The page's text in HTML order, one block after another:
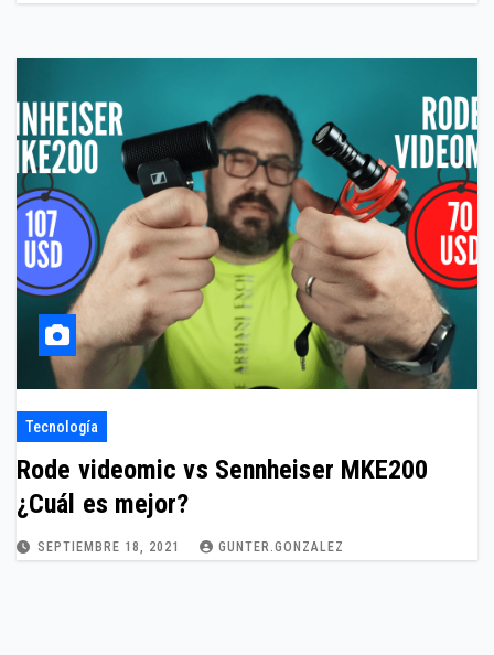
Tecnología
Rode videomic vs Sennheiser MKE200
¿Cuál es mejor?
SEPTIEMBRE 18, 2021 GUNTER.GONZALEZ